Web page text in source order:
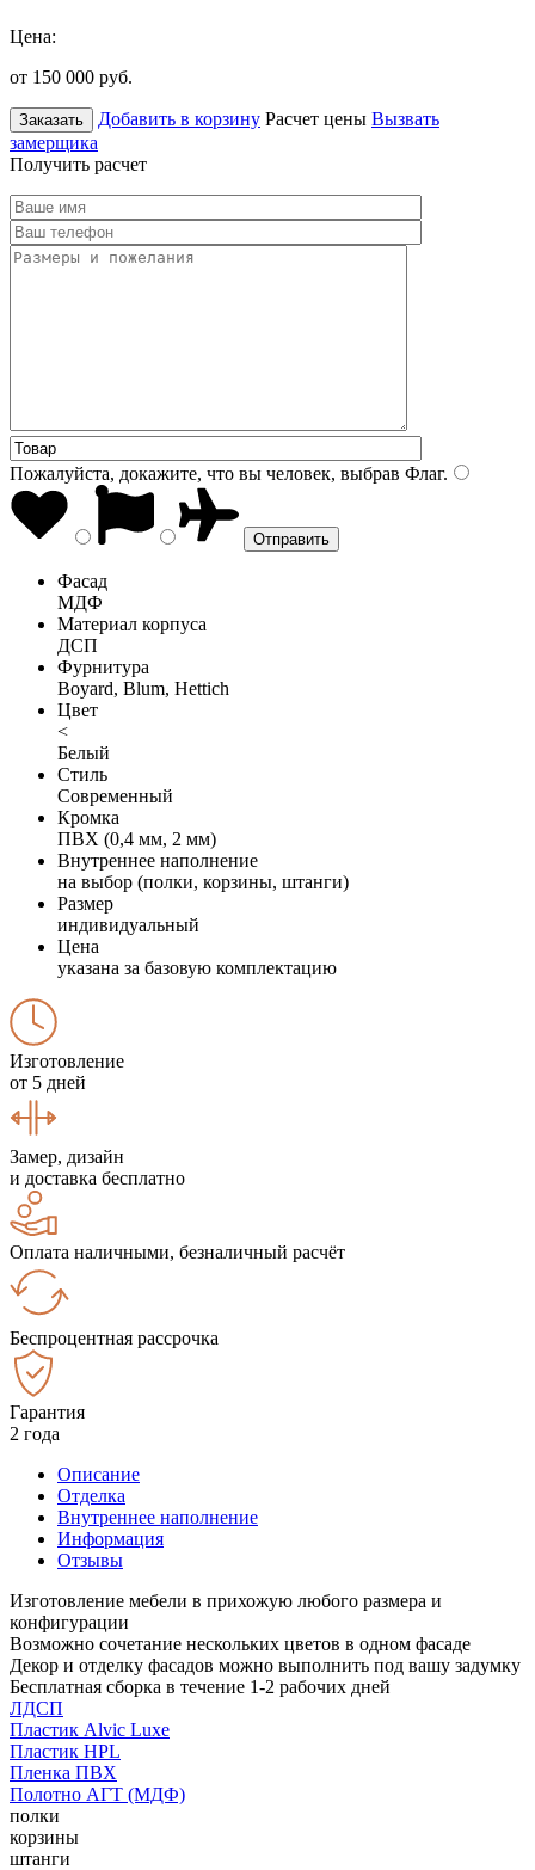
Цена:
от 150 000 руб.
Заказать Добавить в корзину Расчет цены Вызвать
замерщика
Получить расчет
Пожалуйста, докажите, что вы человек, выбрав Флаг.
Фасад
МДФ
Материал корпуса
ДСП
Фурнитура
Boyard, Blum, Hettich
Цвет
<
Белый
Стиль
Современный
Кромка
ПВХ (0,4 мм, 2 мм)
Внутреннее наполнение
на выбор (полки, корзины, штанги)
Размер
индивидуальный
Цена
указана за базовую комплектацию
Изготовление
от 5 дней
Замер, дизайн
и доставка бесплатно
Оплата наличными, безналичный расчёт
Беспроцентная рассрочка
Гарантия
2 года
Описание
Отделка
Внутреннее наполнение
Информация
Отзывы
Изготовление мебели в прихожую любого размера и
конфигурации
Возможно сочетание нескольких цветов в одном фасаде
Декор и отделку фасадов можно выполнить под вашу задумку
Бесплатная сборка в течение 1-2 рабочих дней
ЛДСП
Пластик Alvic Luxe
Пластик HPL
Пленка ПВХ
Полотно АГТ (МДФ)
полки
корзины
штанги